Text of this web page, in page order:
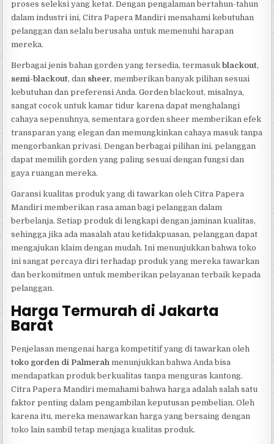
proses seleksi yang ketat. Dengan pengalaman bertahun-tahun
dalam industri ini, Citra Papera Mandiri memahami kebutuhan
pelanggan dan selalu berusaha untuk memenuhi harapan
mereka.
Berbagai jenis bahan gorden yang tersedia, termasukblackout,
semi-blackout, dan sheer, memberikan banyak pilihan sesuai
kebutuhan dan preferensi Anda. Gorden blackout, misalnya,
sangat cocok untuk kamar tidur karena dapat menghalangi
cahaya sepenuhnya, sementara gorden sheer memberikan efek
transparan yang elegan dan memungkinkan cahaya masuk tanpa
mengorbankan privasi. Dengan berbagai pilihan ini, pelanggan
dapat memilih gorden yang paling sesuai dengan fungsi dan
gaya ruangan mereka.
Garansi kualitas produk yang di tawarkan oleh Citra Papera
Mandiri memberikan rasa aman bagi pelanggan dalam
berbelanja. Setiap produk di lengkapi dengan jaminan kualitas,
sehingga jika ada masalah atau ketidakpuasan, pelanggan dapat
mengajukan klaim dengan mudah. Ini menunjukkan bahwa toko
ini sangat percaya diri terhadap produk yang mereka tawarkan
dan berkomitmen untuk memberikan pelayanan terbaik kepada
pelanggan.
Harga Termurah di Jakarta
Barat
Penjelasan mengenai harga kompetitif yang di tawarkan oleh
toko gorden di Palmerah menunjukkan bahwa Anda bisa
mendapatkan produk berkualitas tanpa menguras kantong.
Citra Papera Mandiri memahami bahwa harga adalah salah satu
faktor penting dalam pengambilan keputusan pembelian. Oleh
karena itu, mereka menawarkan harga yang bersaing dengan
toko lain sambil tetap menjaga kualitas produk.